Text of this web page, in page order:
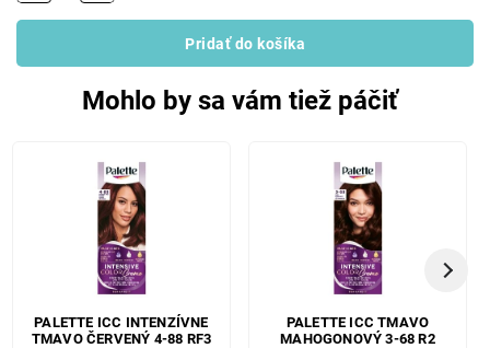
Pridať do košíka
Mohlo by sa vám tiež páčiť
PALETTE ICC INTENZÍVNE
TMAVO ČERVENÝ 4-88 RF3
PALETTE ICC TMAVO
MAHOGONOVÝ 3-68 R2